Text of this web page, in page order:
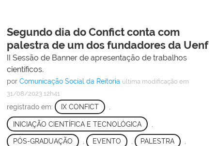
Segundo dia do Confict conta com
palestra de um dos fundadores da Uenf
II Sessão de Banner de apresentação de trabalhos
científicos.
por Comunicação Social da Reitoria última modificação em
31/08/2023 12h41
registrado em: IX CONFICT
INICIAÇÃO CIENTÍFICA E TECNOLÓGICA
PÓS-GRADUAÇÃO , EVENTO , PALESTRA ,